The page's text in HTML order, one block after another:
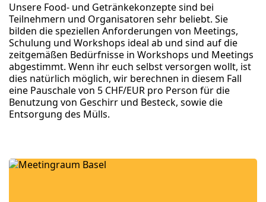
Unsere Food- und Getränkekonzepte sind bei
Teilnehmern und Organisatoren sehr beliebt. Sie
bilden die speziellen Anforderungen von Meetings,
Schulung und Workshops ideal ab und sind auf die
zeitgemäßen Bedürfnisse in Workshops und Meetings
abgestimmt. Wenn ihr euch selbst versorgen wollt, ist
dies natürlich möglich, wir berechnen in diesem Fall
eine Pauschale von 5 CHF/EUR pro Person für die
Benutzung von Geschirr und Besteck, sowie die
Entsorgung des Mülls.